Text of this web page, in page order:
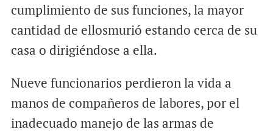
cumplimiento de sus funciones, la mayor
cantidad de ellosmurió estando cerca de su
casa o dirigiéndose a ella.
Nueve funcionarios perdieron la vida a
manos de compañeros de labores, por el
inadecuado manejo de las armas de